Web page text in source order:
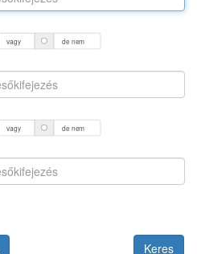
vagy de nem
vagy de nem